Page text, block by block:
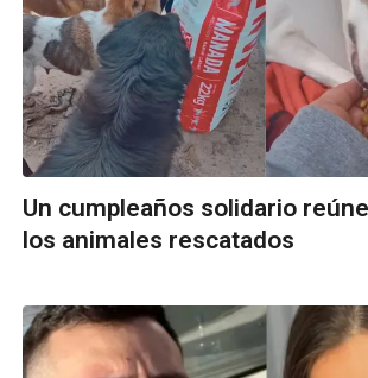
Un cumpleaños solidario
los animales rescatados